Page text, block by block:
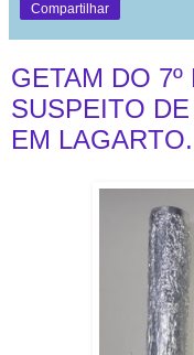
Compartilhar
GETAM DO 7º
SUSPEITO
EM LAGARTO.